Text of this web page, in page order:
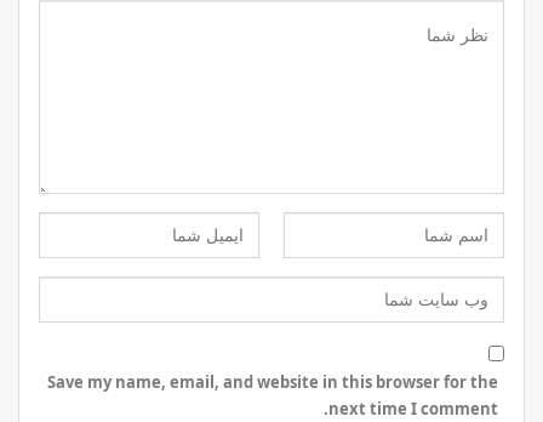
Save my name, email, and website in this browser for the
next time I comment.